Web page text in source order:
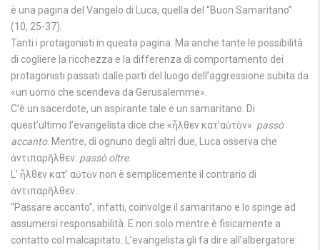
è una pagina del Vangelo di Luca, quella del “Buon Samaritano”
(10, 25-37).
Tanti i protagonisti in questa pagina. Ma anche tante le possibilità
di cogliere la ricchezza e la differenza di comportamento dei
protagonisti passati dalle parti del luogo dell’aggressione subita da
«un uomo che scendeva da Gerusalemme».
C’è un sacerdote, un aspirante tale e un samaritano. Di
quest’ultimo l’evangelista dice che «ἦλθεν κατ’αὐτὸν»: passò
accanto. Mentre, di ognuno degli altri due, Luca osserva che
ἀντιπαρῆλθεν: passò oltre.
L’ ἦλθεν κατ’ αὐτὸν non è semplicemente il contrario di
ἀντιπαρῆλθεν.
“Passare accanto”, infatti, coinvolge il samaritano e lo spinge ad
assumersi responsabilità. E non solo mentre è fisicamente a
contatto col malcapitato. L’evangelista gli fa dire all’albergatore: